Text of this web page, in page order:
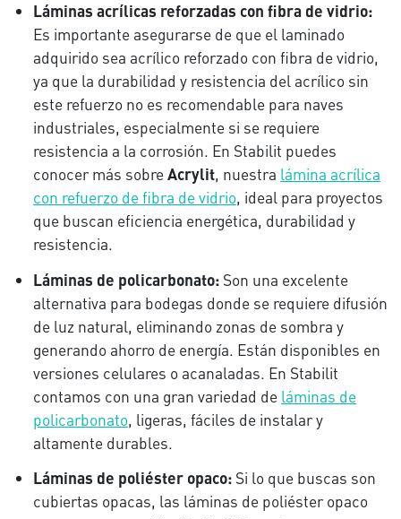
Láminas acrílicas reforzadas con fibra de vidrio:
Es importante asegurarse de que el laminado
adquirido sea acrílico reforzado con fibra de vidrio,
ya que la durabilidad y resistencia del acrílico sin
este refuerzo no es recomendable para naves
industriales, especialmente si se requiere
resistencia a la corrosión. En Stabilit puedes
conocer más sobreAcrylit, nuestra lámina acrílica
con refuerzo de fibra de vidrio, ideal para proyectos
que buscan eficiencia energética, durabilidad y
resistencia.
Láminas de policarbonato:Son una excelente
alternativa para bodegas donde se requiere difusión
de luz natural, eliminando zonas de sombra y
generando ahorro de energía. Están disponibles en
versiones celulares o acanaladas. En Stabilit
contamos con una gran variedad de láminas de
policarbonato, ligeras, fáciles de instalar y
altamente durables.
Láminas de poliéster opaco:Si lo que buscas son
cubiertas opacas, las láminas de poliéster opaco